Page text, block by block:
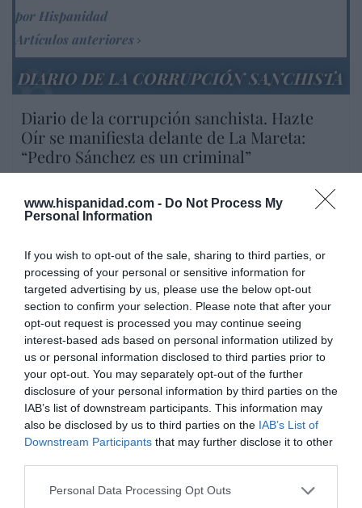
www.hispanidad.com - Do Not Process My
Personal Information
If you wish to opt-out of the sale, sharing to third parties, or
processing of your personal or sensitive information for
targeted advertising by us, please use the below opt-out
section to confirm your selection. Please note that after your
opt-out request is processed you may continue seeing
interest-based ads based on personal information utilized by
us or personal information disclosed to third parties prior to
your opt-out. You may separately opt-out of the further
disclosure of your personal information by third parties on the
IAB’s list of downstream participants. This information may
also be disclosed by us to third parties on the IAB’s List of
Downstream Participants that may further disclose it to other
Personal Data Processing Opt Outs
por Hispanidad
Artículos anteriores
DIARIO DE LA CORRUPCIÓN SANCHISTA
Diario de la corrupción sanchista. Hazte
Oír se manifiesta delante de La Mareta:
“Pedro Sánchez es un criminal”
Artículos anteriores
Opinión
Enormes minucias
por Eulogio López